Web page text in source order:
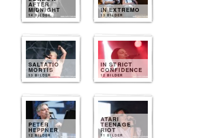
AFTER
MIDNIGHT
14 BILDER
IN EXTREMO
13 BILDER
SALTATIO
MORTIS
13 BILDER
IN STRICT
CONFIDENCE
12 BILDER
PETER
HEPPNER
12 BILDER
ATARI
TEENAGE
RIOT
11 BILDER